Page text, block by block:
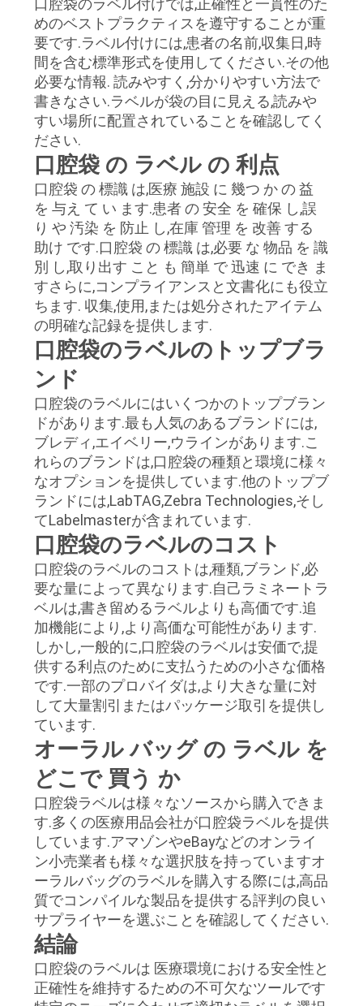
めのベストプラクティスを遵守することが重
要です.ラベル付けには,患者の名前,収集日,時
間を含む標準形式を使用してください.その他
必要な情報. 読みやすく,分かりやすい方法で
書きなさい.ラベルが袋の目に見える,読みや
すい場所に配置されていることを確認してく
ださい.
口腔袋 の ラベル の 利点
口腔袋 の 標識 は,医療 施設 に 幾つ か の 益
を 与え て い ます.患者 の 安全 を 確保 し,誤
り や 汚染 を 防止 し,在庫 管理 を 改善 する
助け です.口腔袋 の 標識 は,必要 な 物品 を 識
別 し,取り出す こと も 簡単 で 迅速 に でき ま
すさらに,コンプライアンスと文書化にも役立
ちます. 収集,使用,または処分されたアイテム
の明確な記録を提供します.
口腔袋のラベルのトップブラ
ンド
口腔袋のラベルにはいくつかのトップブラン
ドがあります.最も人気のあるブランドには,
ブレディ,エイベリー,ウラインがあります.こ
れらのブランドは,口腔袋の種類と環境に様々
なオプションを提供しています.他のトップブ
ランドには,LabTAG,Zebra Technologies,そし
てLabelmasterが含まれています.
口腔袋のラベルのコスト
口腔袋のラベルのコストは,種類,ブランド,必
要な量によって異なります.自己ラミネートラ
ベルは,書き留めるラベルよりも高価です.追
加機能により,より高価な可能性があります.
しかし,一般的に,口腔袋のラベルは安価で,提
供する利点のために支払うための小さな価格
です.一部のプロバイダは,より大きな量に対
して大量割引またはパッケージ取引を提供し
ています.
オーラル バッグ の ラベル を
どこで 買う か
口腔袋ラベルは様々なソースから購入できま
す.多くの医療用品会社が口腔袋ラベルを提供
しています.アマゾンやeBayなどのオンライ
ン小売業者も様々な選択肢を持っていますオ
ーラルバッグのラベルを購入する際には,高品
質でコンパイルな製品を提供する評判の良い
サプライヤーを選ぶことを確認してください.
結論
口腔袋のラベルは 医療環境における安全性と
正確性を維持するための不可欠なツールです